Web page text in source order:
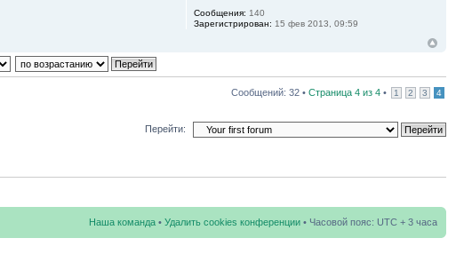
Сообщения: 140
Зарегистрирован: 15 фев 2013, 09:59
Сообщений: 32 • Страница 4 из 4 • 1 2 3 4
Перейти:
Наша команда • Удалить cookies конференции • Часовой пояс: UTC + 3 часа